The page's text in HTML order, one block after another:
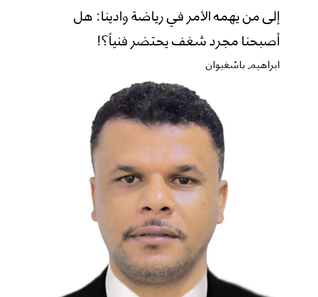
إلى من يهمه الأمر في رياضة وادينا: هل
أصبحنا مجرد شغف يحتضر فنياً؟!
ابراهيم باشغيوان